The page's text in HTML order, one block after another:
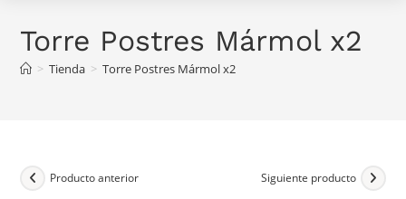
Venta
Contacto
Torre Postres Mármol x2
> Tienda > Torre Postres Mármol x2
Producto anterior Siguiente producto